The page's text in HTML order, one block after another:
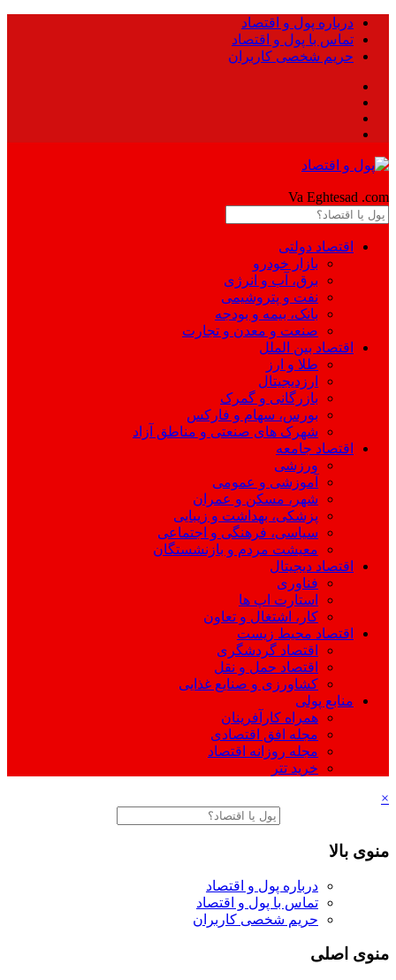
درباره پول و اقتصاد
تماس با پول و اقتصاد
حریم شخصی کاربران
Va Eghtesad .com
اقتصاد دولتی
بازار خودرو
برق، آب و انرژی
نفت و پتروشیمی
بانک، بیمه و بودجه
صنعت و معدن و تجارت
اقتصاد بین الملل
طلا و ارز
ارزدیجیتال
بازرگانی و گمرک
بورس، سهام و فارکس
شهرک های صنعتی و مناطق آزاد
اقتصاد جامعه
ورزشی
آموزشی و عمومی
شهر، مسکن و عمران
پزشکی، بهداشت و زیبایی
سیاسی، فرهنگی و اجتماعی
معیشت مردم و بازنشستگان
اقتصاد دیجیتال
فناوری
استارت اپ ها
کار، اشتغال و تعاون
اقتصاد محیط زیست
اقتصاد گردشگری
اقتصاد حمل و نقل
کشاورزی و صنایع غذایی
منابع پولی
همراه کارآفرینان
مجله افق اقتصادی
مجله روزانه اقتصاد
خرید تتر
×
منوی بالا
درباره پول و اقتصاد
تماس با پول و اقتصاد
حریم شخصی کاربران
منوی اصلی